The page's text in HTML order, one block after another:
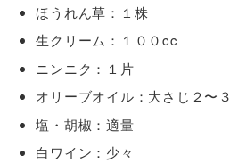
ほうれん草：１株
生クリーム：１００cc
ニンニク：１片
オリーブオイル：大さじ２〜３
塩・胡椒：適量
白ワイン：少々